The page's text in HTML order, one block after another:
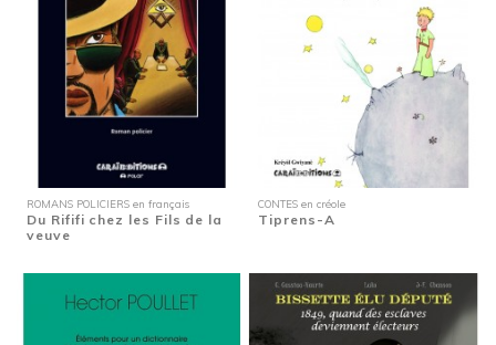
ROMANS POLICIERS en français
Du Rififi chez les Fils de la
veuve
CONTES en créole
Tiprens-A